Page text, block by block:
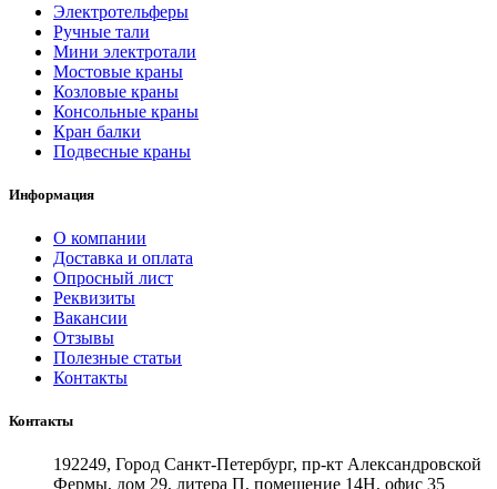
Электротельферы
Ручные тали
Мини электротали
Мостовые краны
Козловые краны
Консольные краны
Кран балки
Подвесные краны
Информация
О компании
Доставка и оплата
Опросный лист
Реквизиты
Вакансии
Отзывы
Полезные статьи
Контакты
Контакты
192249, Город Санкт-Петербург, пр-кт Александровской
Фермы, дом 29, литера П, помещение 14Н, офис 35